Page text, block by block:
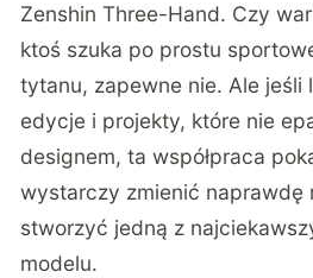
Zenshin Three-Hand. Czy
ktoś szuka po prostu
tytanu, zapewne nie. Ale jeśli
edycje i projekty, które nie
designem, ta współpraca
wystarczy zmienić naprawdę
stworzyć jedną z
modelu.